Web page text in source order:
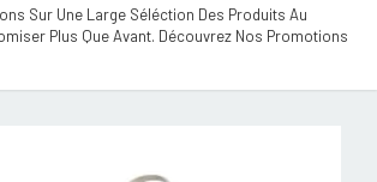
Sur Une Large Séléction Des Produits Au
Plus Que Avant. Découvrez Nos Promotions